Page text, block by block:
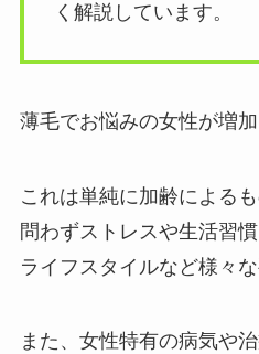
く解説しています。
薄毛でお悩みの女性が増加
これは単純に加齢による
問わずストレスや生活習
ライフスタイルなど様々
また、女性特有の病気や